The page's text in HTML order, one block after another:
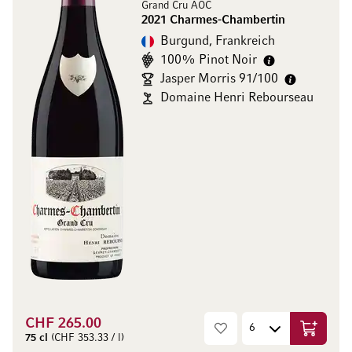
Grand Cru AOC
2021 Charmes-Chambertin
Burgund, Frankreich
100% Pinot Noir
Jasper Morris 91/100
Domaine Henri Rebourseau
CHF 265.00
75 cl (CHF 353.33 / l) In den